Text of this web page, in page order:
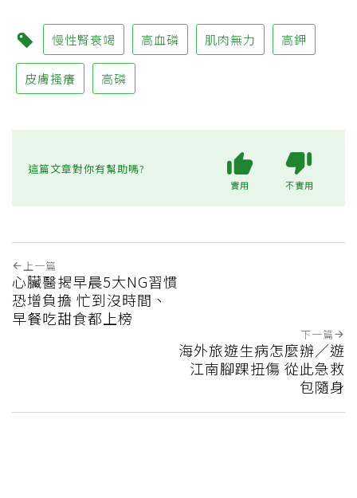
慢性腎衰竭 高血磷 肌肉無力 高鉀
皮膚搔癢 高磷
這篇文章對你有幫助嗎?
實用 不實用
上一篇
心臟醫揭早晨5大NG習慣
恐增負擔 忙到沒時間、
早餐吃甜食都上榜
下一篇
海外旅遊生病怎麼辦／遊
江南腳踝扭傷 從此急救
包隨身